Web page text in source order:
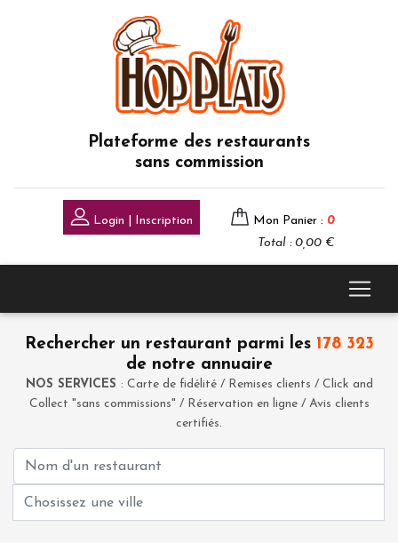
Plateforme des restaurants
sans commission
Login | Inscription Mon Panier : 0
Total : 0,00 €
Rechercher un restaurant parmi les 178 323
de notre annuaire
NOS SERVICES : Carte de fidélité / Remises clients / Click and
Collect "sans commissions" / Réservation en ligne / Avis clients
certifiés.